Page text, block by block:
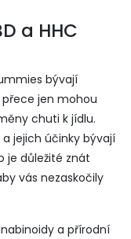
a HHC
bývají
jen mohou
chuti k jídlu.
jejich účinky bývají
je důležité znát
vás nezaskočily
a přírodní